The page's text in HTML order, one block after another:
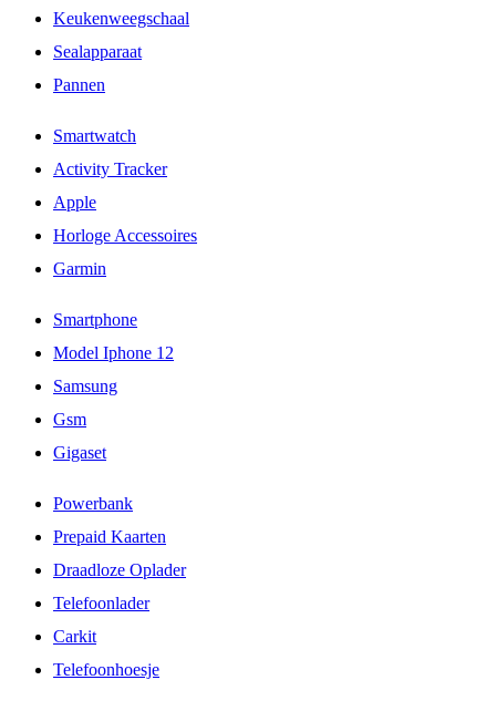
Keukenweegschaal
Sealapparaat
Pannen
Smartwatch
Activity Tracker
Apple
Horloge Accessoires
Garmin
Smartphone
Model Iphone 12
Samsung
Gsm
Gigaset
Powerbank
Prepaid Kaarten
Draadloze Oplader
Telefoonlader
Carkit
Telefoonhoesje